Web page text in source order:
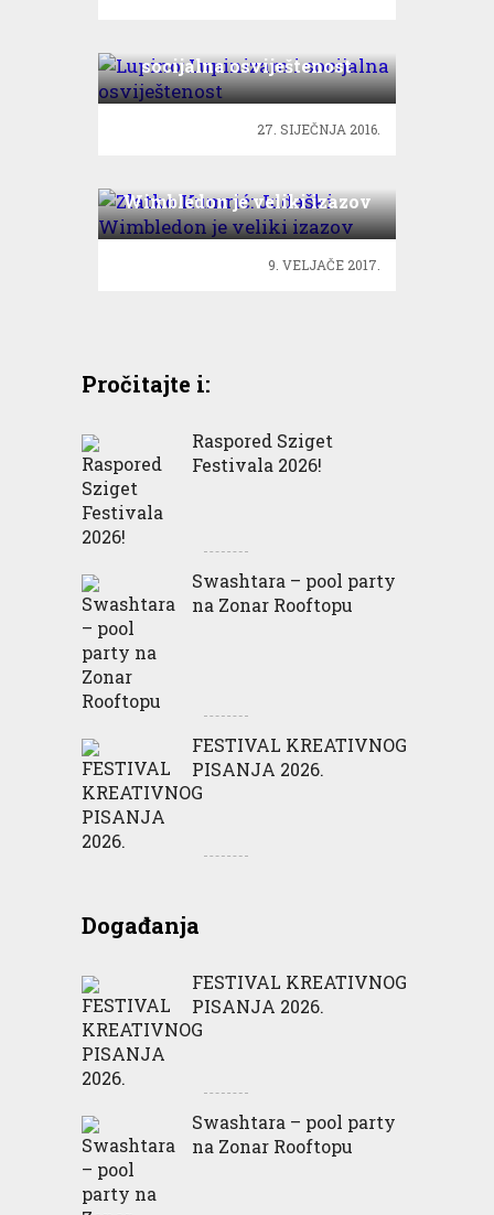
socijalna osviještenost
27. SIJEČNJA 2016.
Wimbledon je veliki izazov
9. VELJAČE 2017.
Pročitajte i:
Raspored Sziget
Festivala 2026!
Swashtara – pool party
na Zonar Rooftopu
FESTIVAL KREATIVNOG
PISANJA 2026.
Događanja
FESTIVAL KREATIVNOG
PISANJA 2026.
Swashtara – pool party
na Zonar Rooftopu